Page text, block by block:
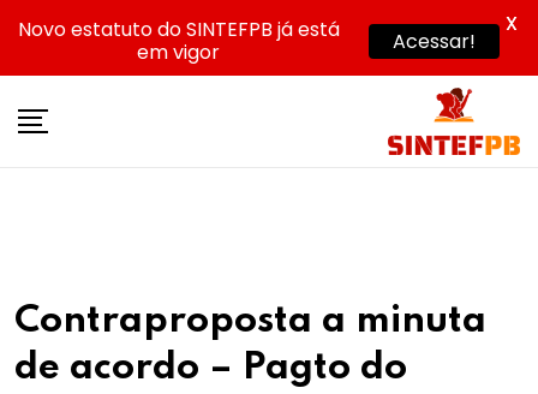
Contraproposta a minuta
de acordo – Pagto do
Novo estatuto do SINTEFPB já está
em vigor
Acessar!
X